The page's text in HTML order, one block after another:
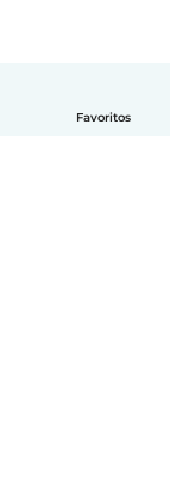
Favoritos